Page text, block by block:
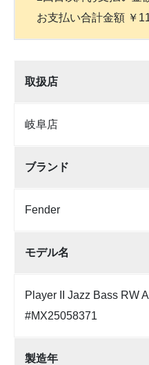
お支払い合計金額 ￥
取扱店
岐阜店
ブランド
Fender
モデル名
Player II Jazz Bass RW
#MX25058371
製造年